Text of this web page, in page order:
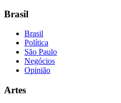
Brasil
Brasil
Política
São Paulo
Negócios
Opinião
Artes